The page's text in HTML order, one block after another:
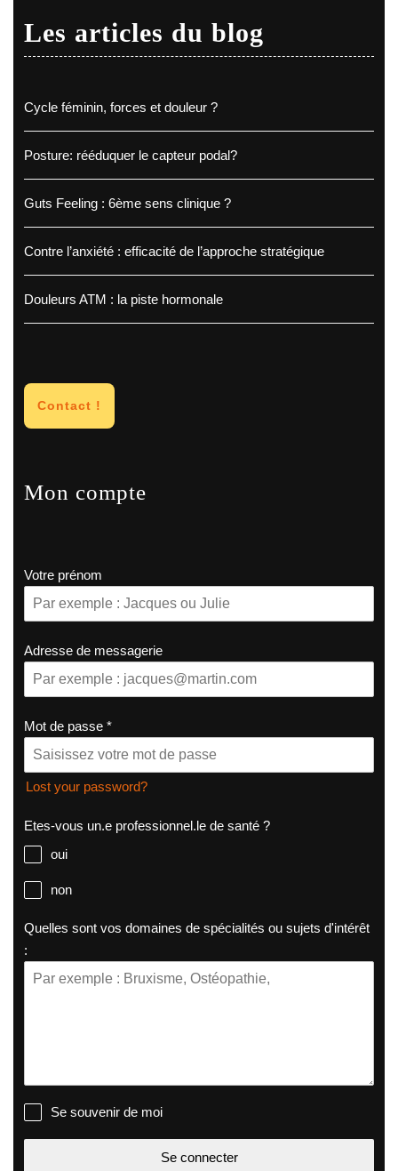
Les articles du blog
Cycle féminin, forces et douleur ?
Posture: rééduquer le capteur podal?
Guts Feeling : 6ème sens clinique ?
Contre l’anxiété : efficacité de l’approche stratégique
Douleurs ATM : la piste hormonale
Contact !
Mon compte
Votre prénom
Adresse de messagerie
Mot de passe *
Lost your password?
Etes-vous un.e professionnel.le de santé ?
oui
non
Quelles sont vos domaines de spécialités ou sujets d'intérêt
:
Se souvenir de moi
Se connecter